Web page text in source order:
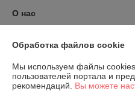
О нас
Контакты
Доставка и оплата
Обработка файлов cookie
Мы используем файлы
пользователей портала и
рекомендаций. Вы можете